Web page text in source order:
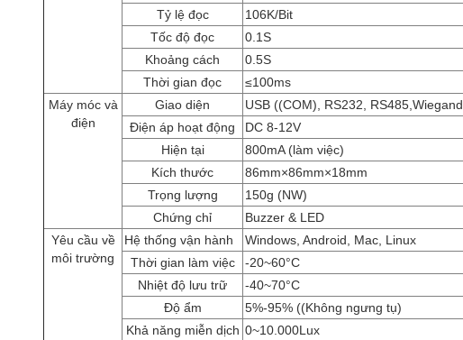
Tỷ lệ đọc
106K/Bit
Tốc độ đọc
0.1S
Khoảng cách
0.5S
Thời gian đọc
≤100ms
Máy móc và
điện
Giao diện
USB ((COM), RS232, RS485,Wiegand
Điện áp hoạt động
DC 8-12V
Hiện tại
800mA (làm việc)
Kích thước
86mm×86mm×18mm
Trọng lượng
150g (NW)
Chứng chỉ
Buzzer & LED
Yêu cầu về
môi trường
Hệ thống vận hành
Windows, Android, Mac, Linux
Thời gian làm việc
-20~60°C
Nhiệt độ lưu trữ
-40~70°C
Độ ẩm
5%-95% ((Không ngưng tụ)
Khả năng miễn dịch 0~10.000Lux